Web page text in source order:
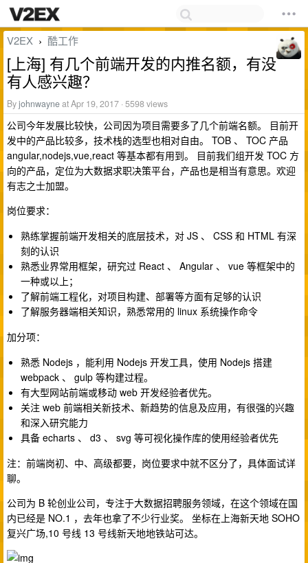
V2EX › 酷工作
[上海] 有几个前端开发的内推名额，有没
有人感兴趣？
Byjohnwayneat Apr 19, 2017 · 5598 views
公司今年发展比较快，公司因为项目需要多了几个前端名额。 目前开
发中的产品比较多，技术栈的选型也相对自由。 TOB 、 TOC 产品
angular,nodejs,vue,react 等基本都有用到。 目前我们组开发 TOC 方
向的产品，定位为大数据求职决策平台，产品也是相当有意思。欢迎
有志之士加盟。
岗位要求：
熟练掌握前端开发相关的底层技术，对 JS 、 CSS 和 HTML 有深
刻的认识
熟悉业界常用框架，研究过 React 、 Angular 、 vue 等框架中的
一种或以上；
了解前端工程化，对项目构建、部署等方面有足够的认识
了解服务器端相关知识，熟悉常用的 linux 系统操作命令
加分项：
熟悉 Nodejs ，能利用 Nodejs 开发工具，使用 Nodejs 搭建
webpack 、 gulp 等构建过程。
有大型网站前端或移动 web 开发经验者优先。
关注 web 前端相关新技术、新趋势的信息及应用，有很强的兴趣
和深入研究能力
具备 echarts 、 d3 、 svg 等可视化操作库的使用经验者优先
注：前端岗初、中、高级都要，岗位要求中就不区分了，具体面试详
聊。
公司为 B 轮创业公司，专注于大数据招聘服务领域，在这个领域在国
内已经是 NO.1 ，去年也拿了不少行业奖。 坐标在上海新天地 SOHO
复兴广场,10 号线 13 号线新天地地铁站可达。